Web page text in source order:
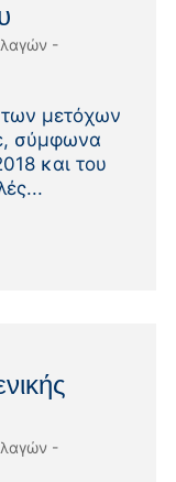
-
των μετόχων
σύμφωνα
και του
-